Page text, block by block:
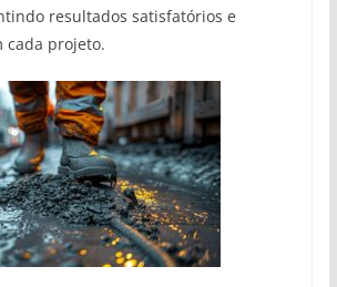
resultados satisfatórios e
cada projeto.